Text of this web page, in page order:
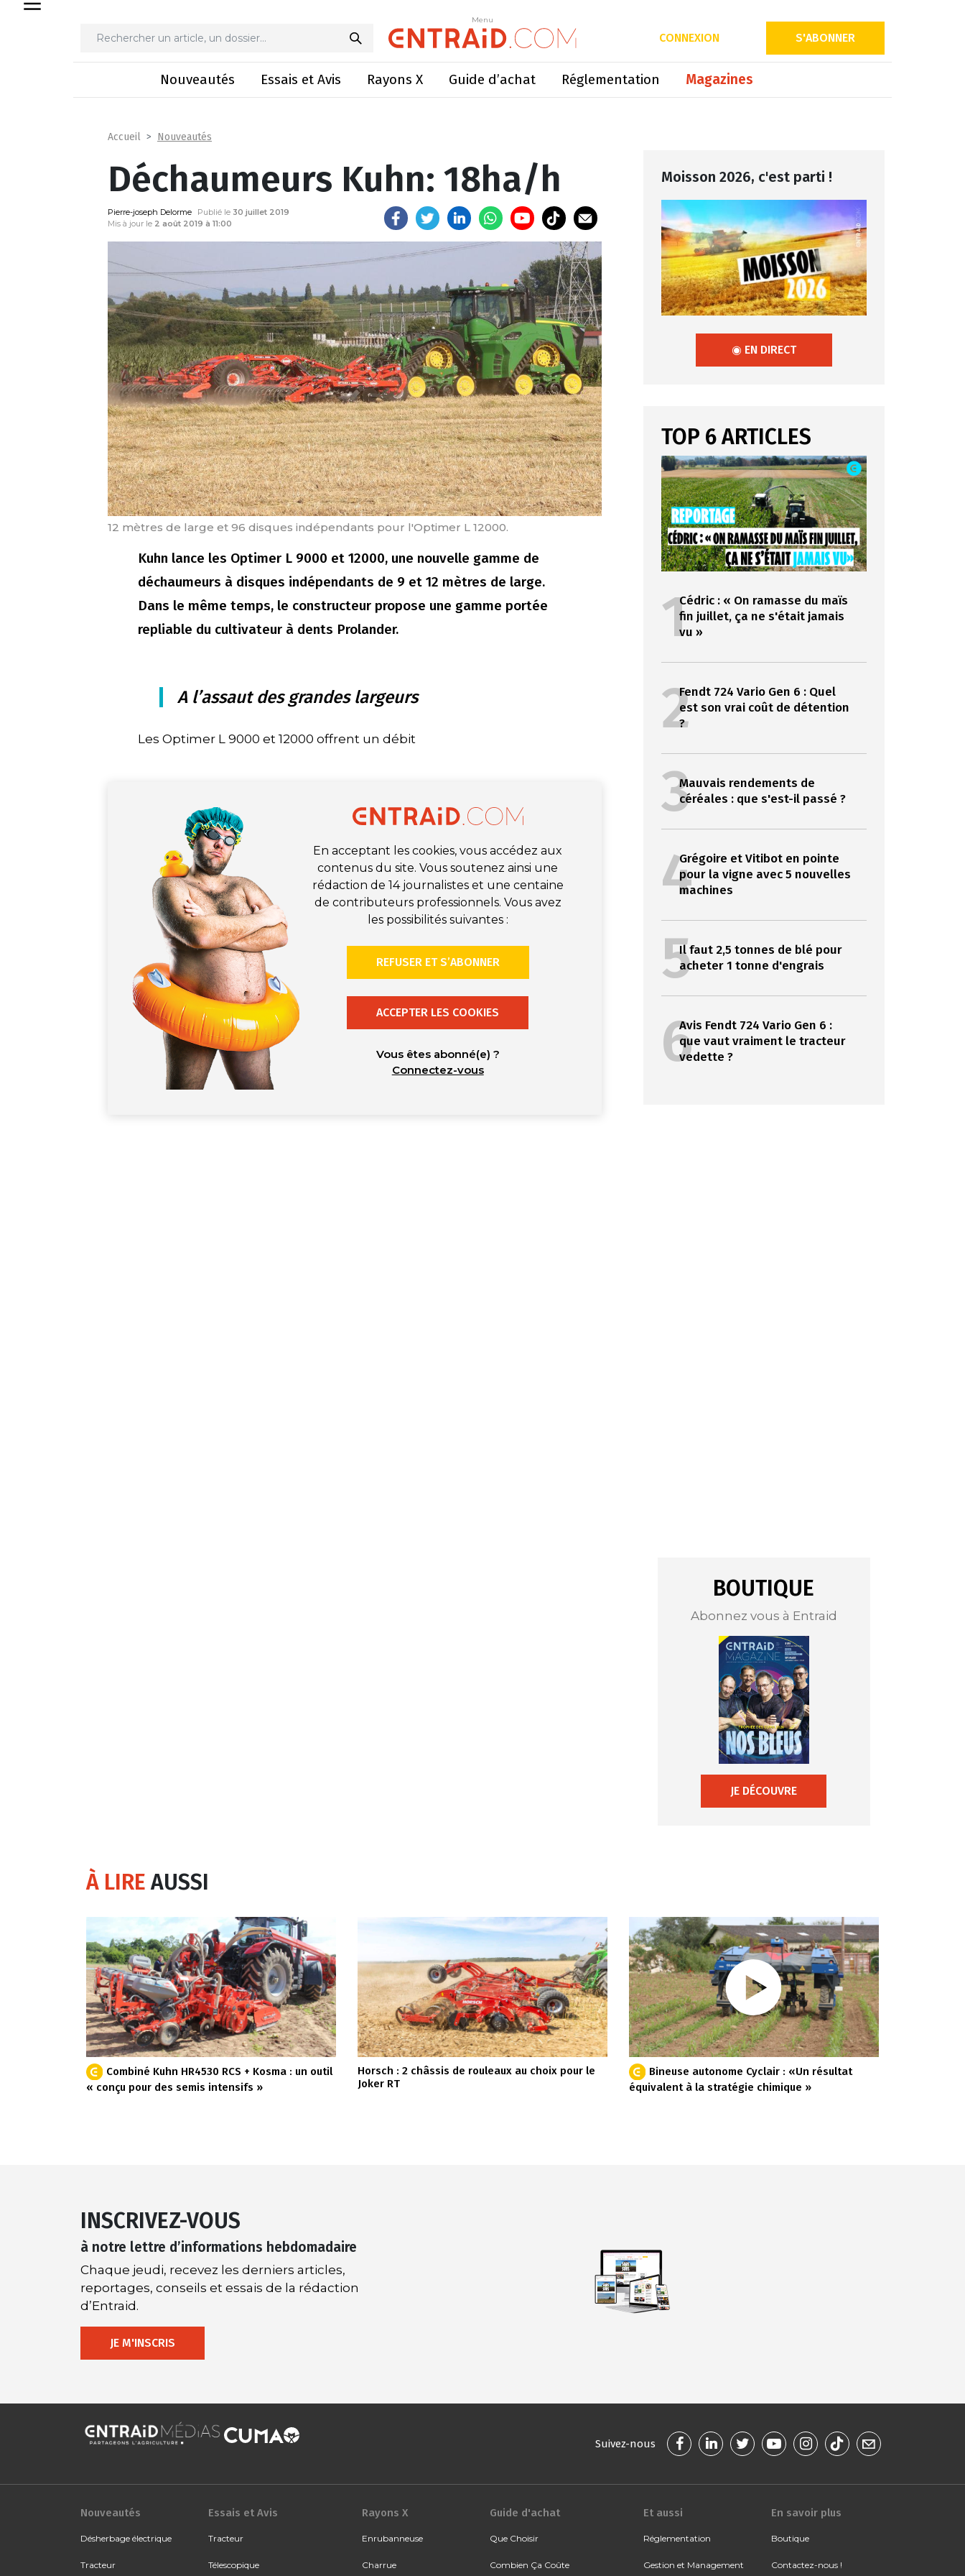
Menu
CONNEXION S'ABONNER
Nouveautés Essais et Avis Rayons X Guide d’achat Réglementation Magazines
Menu
Accueil Nouveautés
Déchaumeurs Kuhn: 18ha/h
Pierre-joseph Delorme Publié le 30 juillet 2019
Mis à jour le 2 août 2019 à 11:00
12 mètres de large et 96 disques indépendants pour l'Optimer L 12000.
Kuhn lance les Optimer L 9000 et 12000, une nouvelle gamme de
déchaumeurs à disques indépendants de 9 et 12 mètres de large.
Dans le même temps, le constructeur propose une gamme portée
repliable du cultivateur à dents Prolander.
A l’assaut des grandes largeurs
Les Optimer L 9000 et 12000 offrent un débit
En acceptant les cookies, vous accédez aux
contenus du site. Vous soutenez ainsi une
rédaction de 14 journalistes et une centaine
de contributeurs professionnels. Vous avez
les possibilités suivantes :
REFUSER ET S’ABONNER
ACCEPTER LES COOKIES
Vous êtes abonné(e) ?
Connectez-vous
Moisson 2026, c'est parti !
◉ EN DIRECT
TOP 6 ARTICLES
1Cédric : « On ramasse du maïs
fin juillet, ça ne s'était jamais
vu »
2Fendt 724 Vario Gen 6 : Quel
est son vrai coût de détention
?
3Mauvais rendements de
céréales : que s'est-il passé ?
4Grégoire et Vitibot en pointe
pour la vigne avec 5 nouvelles
machines
5Il faut 2,5 tonnes de blé pour
acheter 1 tonne d'engrais
6Avis Fendt 724 Vario Gen 6 :
que vaut vraiment le tracteur
vedette ?
BOUTIQUE
Abonnez vous à Entraid
JE DÉCOUVRE
À LIREAUSSI
Combiné Kuhn HR4530 RCS + Kosma : un outil
« conçu pour des semis intensifs »
Horsch : 2 châssis de rouleaux au choix pour le
Joker RT
Bineuse autonome Cyclair : «Un résultat
équivalent à la stratégie chimique »
INSCRIVEZ-VOUS
à notre lettre d’informations hebdomadaire
Chaque jeudi, recevez les derniers articles,
reportages, conseils et essais de la rédaction
d’Entraid.
JE M'INSCRIS
Suivez-nous
Nouveautés
Désherbage électrique
Tracteur
Essais et Avis
Tracteur
Télescopique
Rayons X
Enrubanneuse
Charrue
Guide d'achat
Que Choisir
Combien Ça Coûte
Et aussi
Réglementation
Gestion et Management
En savoir plus
Boutique
Contactez-nous !